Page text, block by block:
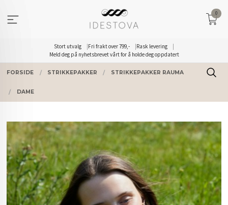
innholdet
Stort utvalg Fri frakt over 799,-
Rask levering
Meld deg på nyhetsbrevet vårt for å holde deg oppdatert
0
FORSIDE STRIKKEPAKKER STRIKKEPAKKER RAUMA
DAME